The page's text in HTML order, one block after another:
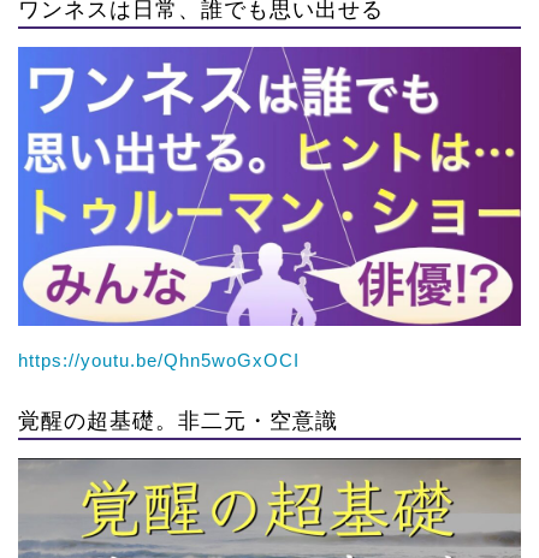
ワンネスは日常、誰でも思い出せる
https://youtu.be/Qhn5woGxOCI
覚醒の超基礎。非二元・空意識